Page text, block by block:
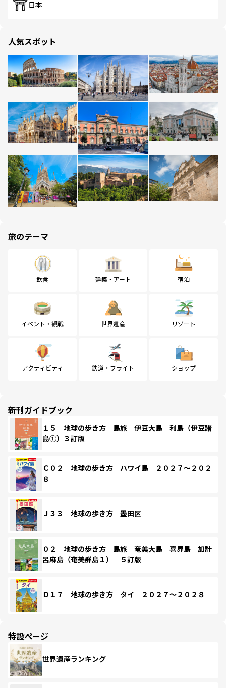
日本
人気スポット
旅のテーマ
飲食 建築・アート 宿泊
イベント・観戦 世界遺産 リゾート
アクティビティ 鉄道・フライト ショップ
新刊ガイドブック
１５ 地球の歩き方 島旅 伊豆大島 利島（伊豆諸
島①）３訂版
Ｃ０２ 地球の歩き方 ハワイ島 ２０２７～２０２
８
Ｊ３３ 地球の歩き方 墨田区
０２ 地球の歩き方 島旅 奄美大島 喜界島 加計
呂麻島（奄美群島１） ５訂版
Ｄ１７ 地球の歩き方 タイ ２０２７～２０２８
特設ページ
世界遺産ランキング